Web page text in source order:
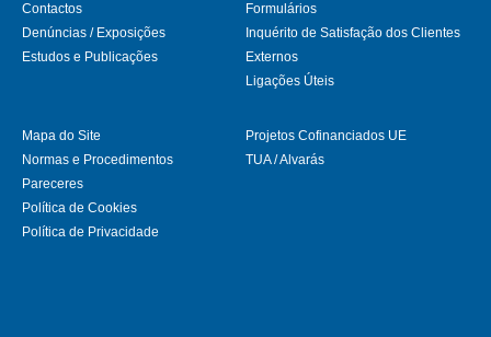
Contactos
Denúncias / Exposições
Estudos e Publicações
Formulários
Inquérito de Satisfação dos Clientes
Externos
Ligações Úteis
Mapa do Site
Normas e Procedimentos
Pareceres
Política de Cookies
Política de Privacidade
Projetos Cofinanciados UE
TUA / Alvarás